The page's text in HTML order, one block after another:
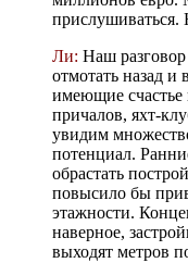
прислушиваться.
Ли: Наш
отмотать назад
имеющие счастье
причалов, яхт-
увидим
потенциал.
обрастать
повысило бы
этажности.
наверное,
выходят метров